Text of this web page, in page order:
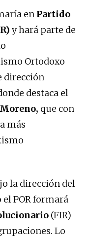
en Partido
y hará parte de
Ortodoxo
dirección
destaca el
que con
más
la dirección del
el POR formará
(FIR)
Lo